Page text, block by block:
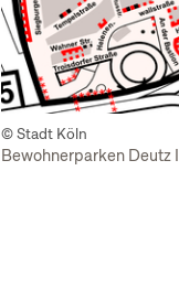
© Stadt Köln
Bewohnerparken Deutz I